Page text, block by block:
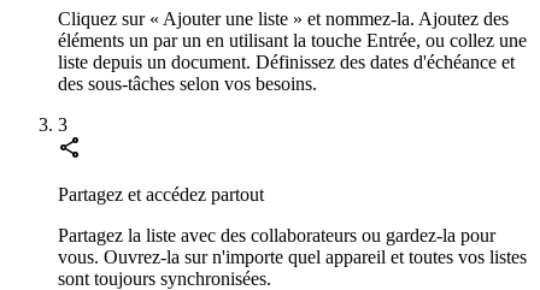
Cliquez sur « Ajouter une liste » et nommez-la. Ajoutez des
éléments un par un en utilisant la touche Entrée, ou collez une
liste depuis un document. Définissez des dates d'échéance et
des sous-tâches selon vos besoins.
3
share
Partagez et accédez partout
Partagez la liste avec des collaborateurs ou gardez-la pour
vous. Ouvrez-la sur n'importe quel appareil et toutes vos listes
sont toujours synchronisées.